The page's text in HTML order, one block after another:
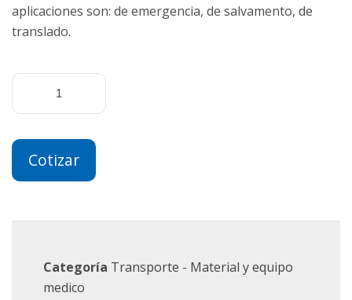
aplicaciones son: de emergencia, de salvamento, de
translado.
Cotizar
Categoría Transporte - Material y equipo
medico